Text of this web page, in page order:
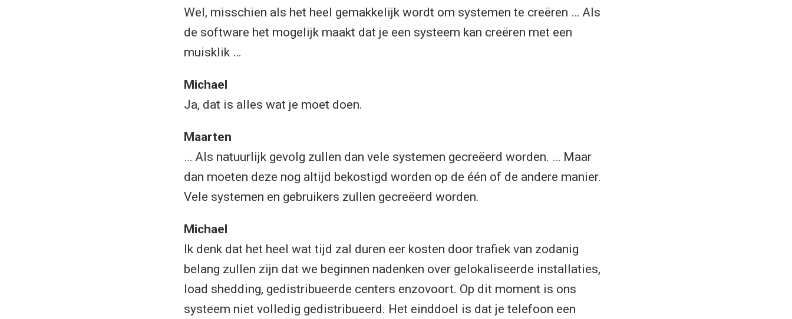
Wel, misschien als het heel gemakkelijk wordt om systemen te creëren … Als
de software het mogelijk maakt dat je een systeem kan creëren met een
muisklik …
Michael
Ja, dat is alles wat je moet doen.
Maarten
… Als natuurlijk gevolg zullen dan vele systemen gecreëerd worden. … Maar
dan moeten deze nog altijd bekostigd worden op de één of de andere manier.
Vele systemen en gebruikers zullen gecreëerd worden.
Michael
Ik denk dat het heel wat tijd zal duren eer kosten door trafiek van zodanig
belang zullen zijn dat we beginnen nadenken over gelokaliseerde installaties,
load shedding, gedistribueerde centers enzovoort. Op dit moment is ons
systeem niet volledig gedistribueerd. Het einddoel is dat je telefoon een